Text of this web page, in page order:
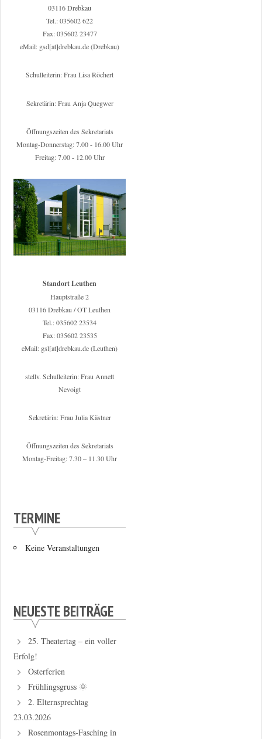
03116 Drebkau
Tel.: 035602 622
Fax: 035602 23477
eMail: gsd[at]drebkau.de (Drebkau)
Schulleiterin: Frau Lisa Röchert
Sekretärin: Frau Anja Quegwer
Öffnungszeiten des Sekretariats
Montag-Donnerstag: 7.00 - 16.00 Uhr
Freitag: 7.00 - 12.00 Uhr
Standort Leuthen
Hauptstraße 2
03116 Drebkau / OT Leuthen
Tel.: 035602 23534
Fax: 035602 23535
eMail: gsl[at]drebkau.de (Leuthen)
stellv. Schulleiterin: Frau Annett
Nevoigt
Sekretärin: Frau Julia Kästner
Öffnungszeiten des Sekretariats
Montag-Freitag: 7.30 – 11.30 Uhr
TERMINE
Keine Veranstaltungen
NEUESTE BEITRÄGE
25. Theatertag – ein voller
Erfolg!
Osterferien
Frühlingsgruss 🌞
2. Elternsprechtag
23.03.2026
Rosenmontags-Fasching in